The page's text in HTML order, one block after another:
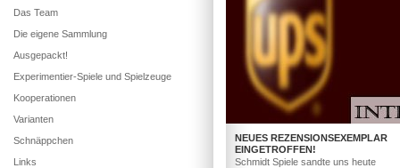
NEUES REZENSIONSEXEMPLAR
EINGETROFFEN!
Schmidt Spiele sandte uns heute
Das Team
Die eigene Sammlung
Ausgepackt!
Experimentier-Spiele und Spielzeuge
Kooperationen
Varianten
Schnäppchen
Links